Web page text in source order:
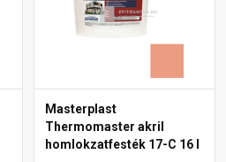
Masterplast
Thermomaster akril
homlokzatfesték 17-C 16 l